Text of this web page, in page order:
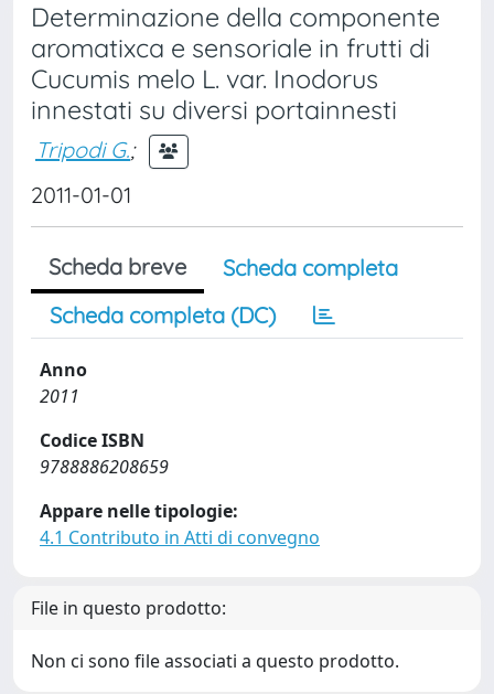
Determinazione della componente
aromatixca e sensoriale in frutti di
Cucumis melo L. var. Inodorus
innestati su diversi portainnesti
Tripodi G.;
2011-01-01
Scheda breve
Scheda completa
Scheda completa (DC)
Anno
2011
Codice ISBN
9788886208659
Appare nelle tipologie:
4.1 Contributo in Atti di convegno
File in questo prodotto:
Non ci sono file associati a questo prodotto.